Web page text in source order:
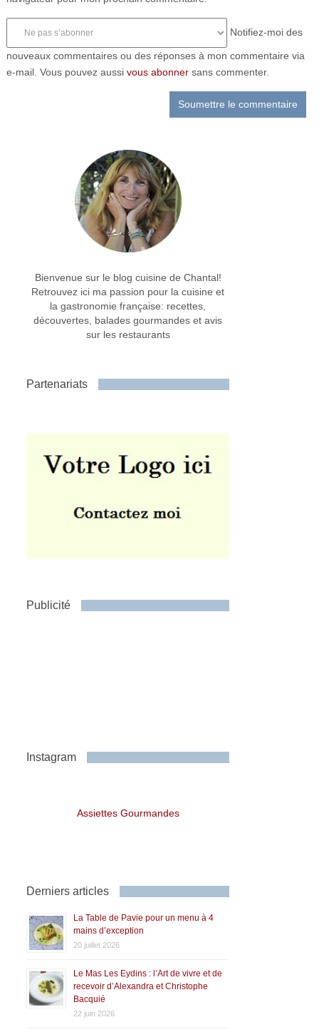
Notifiez-moi des
nouveaux commentaires ou des réponses à mon commentaire via
e-mail. Vous pouvez aussi vous abonnersans commenter.
Bienvenue sur le blog cuisine de Chantal!
Retrouvez ici ma passion pour la cuisine et
la gastronomie française: recettes,
découvertes, balades gourmandes et avis
sur les restaurants
Partenariats
Publicité
Instagram
Assiettes Gourmandes
Derniers articles
La Table de Pavie pour un menu à 4
mains d’exception
20 juillet 2026
Le Mas Les Eydins : l’Art de vivre et de
recevoir d’Alexandra et Christophe
Bacquié
22 juin 2026